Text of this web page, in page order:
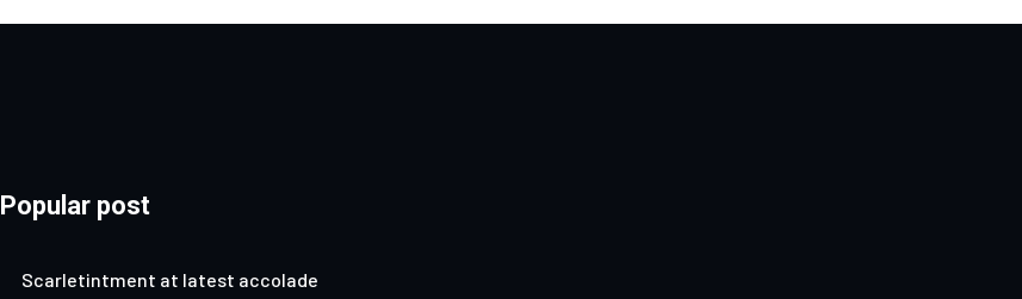
Popular post
Scarletintment at latest accolade